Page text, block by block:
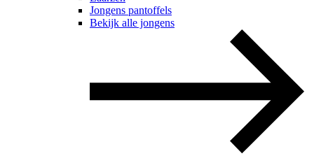
Jongens pantoffels
Bekijk alle jongens